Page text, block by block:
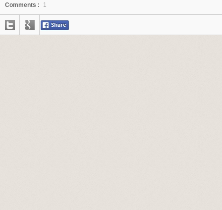
Comments :
1